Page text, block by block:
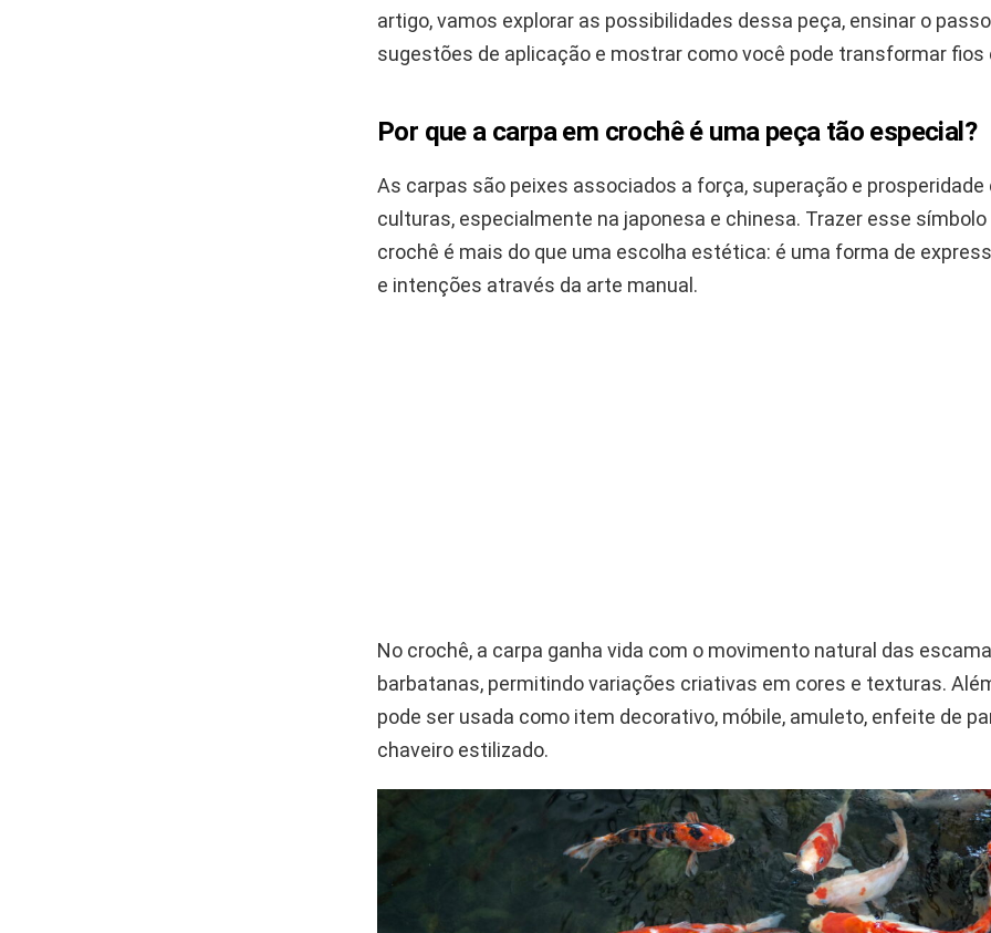
artigo, vamos explorar as possibilidades dessa peça, ensinar o
sugestões de aplicação e mostrar como você pode transformar fios
Por que a carpa em crochê é uma peça tão especial?
As carpas são peixes associados a força, superação e prosperidade
culturas, especialmente na japonesa e chinesa. Trazer esse símbolo
crochê é mais do que uma escolha estética: é uma forma de
e intenções através da arte manual.
No crochê, a carpa ganha vida com o movimento natural das
barbatanas, permitindo variações criativas em cores e texturas.
pode ser usada como item decorativo, móbile, amuleto, enfeite de
chaveiro estilizado.